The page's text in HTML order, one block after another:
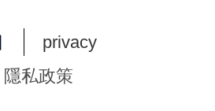
privacy
隱私政策